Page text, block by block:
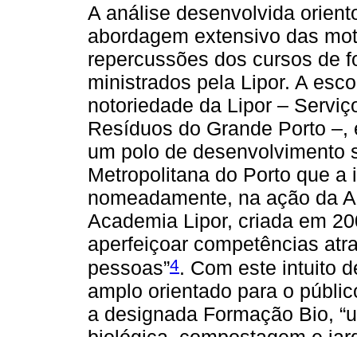
A análise desenvolvida
abordagem extensivo das
repercussões dos cursos de
ministrados pela Lipor. A
notoriedade da Lipor –
Resíduos do Grande Porto
um polo de desenvolvimento
Metropolitana do Porto que a
nomeadamente, na ação da
Academia Lipor, criada em
aperfeiçoar competências
pessoas”4. Com este intuito
amplo orientado para o
a designada Formação Bio,